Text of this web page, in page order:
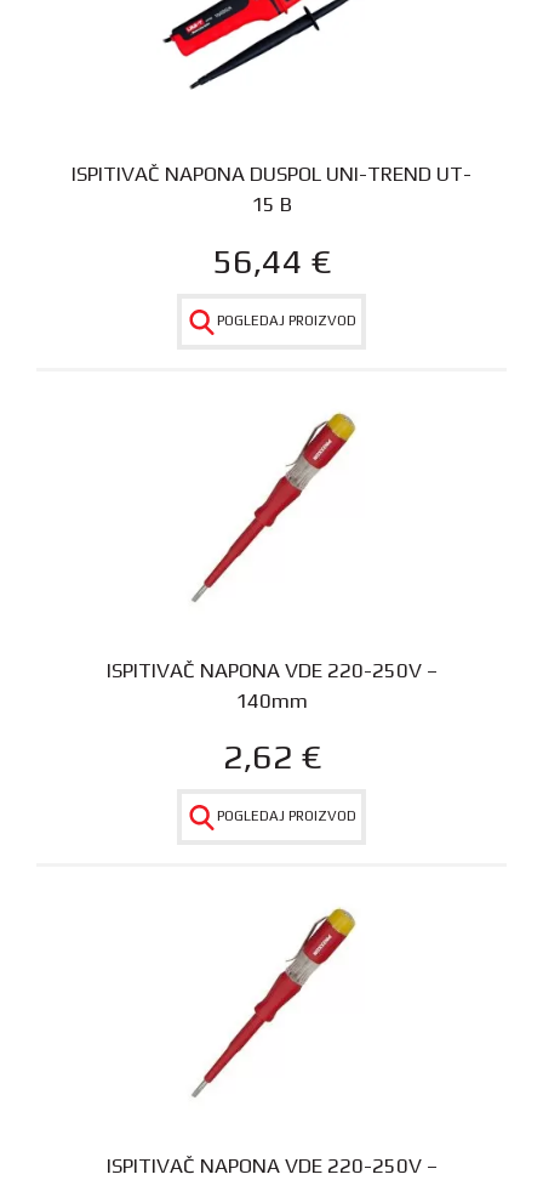
ISPITIVAČ NAPONA DUSPOL UNI-TREND UT-
15 B
56,44 €
POGLEDAJ PROIZVOD
ISPITIVAČ NAPONA VDE 220-250V –
140mm
2,62 €
POGLEDAJ PROIZVOD
ISPITIVAČ NAPONA VDE 220-250V –